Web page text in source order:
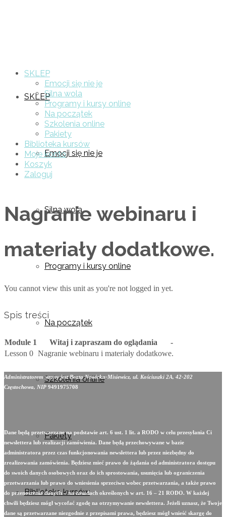
SKLEP
Emocji się nie je
Silna wola
Programy i kursy online
Na początek
Szkolenia online
Pakiety
Biblioteka kursów
SKLEP
Emocji się nie je
Silna wola
Programy i kursy online
Na początek
Szkolenia online
Pakiety
Biblioteka kursów
Moje konto
Koszyk
Zaloguj
Nagranie webinaru i
materiały dodatkowe.
You cannot view this unit as you're not logged in yet.
Spis treści
Module 1 Witaj i zapraszam do oglądania
-
Lesson 0 Nagranie webinaru i materiały dodatkowe.
Administratorem strony jest Beata Nowicka-Misiewicz, ul. Kościuszki 2A, 42-202
Częstochowa, NIP 9491975708
Dane będą przetwarzane na podstawie art. 6 ust. 1 lit. a RODO w celu przesyłania Ci
newslettera lub realizacji zamówienia. Dane będą przechowywane w bazie
administratora przez czas funkcjonowania newslettera lub przez niezbędny do
zrealizowania zamówienia. Będziesz mieć prawo do żądania od administratora dostępu
do swoich danych osobowych oraz do ich sprostowania, usunięcia lub ograniczenia
przetwarzania lub prawo do wniesienia sprzeciwu wobec przetwarzania, a także prawo
do przenoszenia danych – na zasadach określonych w art. 16 – 21 RODO. W każdej
chwili będziesz mógł wycofać zgodę na otrzymywanie newslettera. Jeżeli uznasz, że Twoje
dane są przetwarzane niezgodnie z przepisami prawa, będziesz mógł wnieść skargę do